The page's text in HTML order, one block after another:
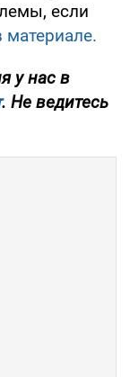
если
материале.
у нас в
. Не ведитесь